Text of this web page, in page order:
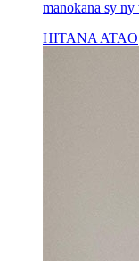
manokana sy ny
HITANA ATAO